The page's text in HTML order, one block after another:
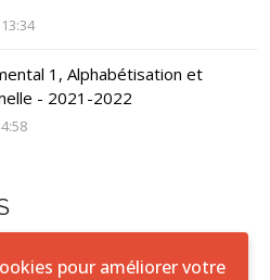
1, Alphabétisation et
- 2021-2022
pour améliorer votre